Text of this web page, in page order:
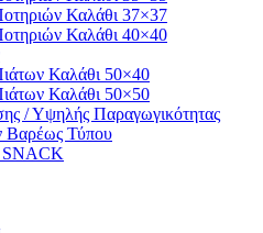
Καλάθι 37×37
Καλάθι 40×40
Καλάθι 50×40
Καλάθι 50×50
/ Υψηλής Παραγωγικότητας
Βαρέως Τύπου